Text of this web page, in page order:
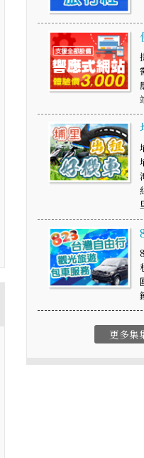
更多集